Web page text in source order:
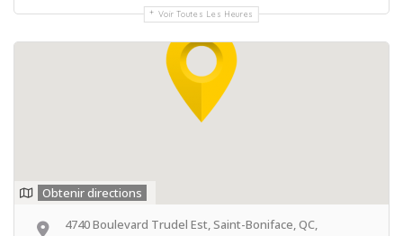
Voir Toutes Les Heures
Obtenir directions
4740 Boulevard Trudel Est, Saint-Boniface, QC,